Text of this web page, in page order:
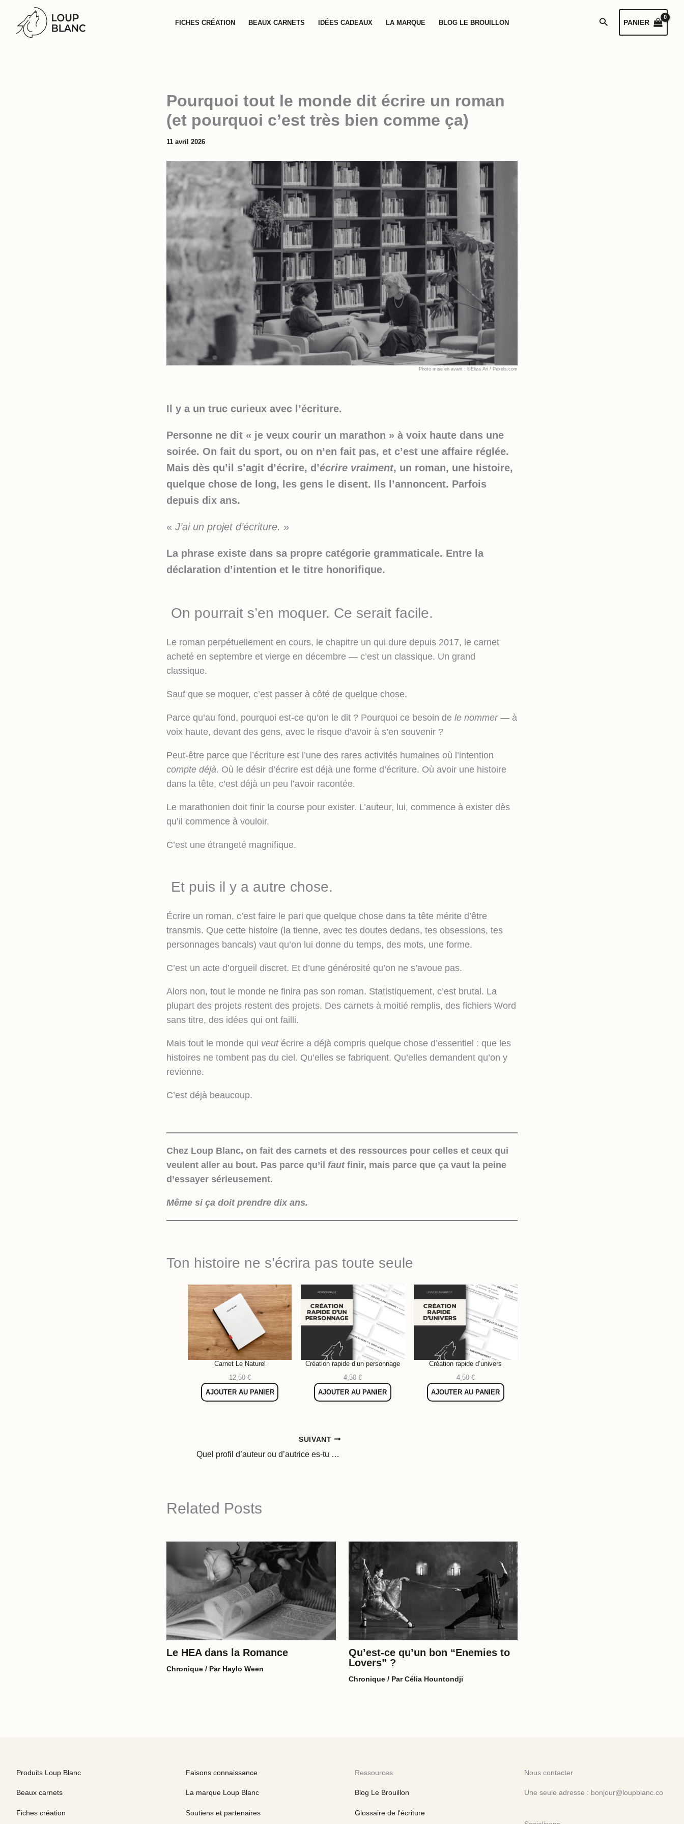
contenu
FICHES CRÉATION BEAUX CARNETS IDÉES CADEAUX LA MARQUE BLOG LE BROUILLON Rechercher
PANIER
Pourquoi tout le monde dit écrire un roman
(et pourquoi c’est très bien comme ça)
11 avril 2026
Photo mise en avant : ©Eliza Ari / Pexels.com
Il y a un truc curieux avec l’écriture.
Personne ne dit « je veux courir un marathon » à voix haute dans une
soirée. On fait du sport, ou on n’en fait pas, et c’est une affaire réglée.
Mais dès qu’il s’agit d’écrire, d’écrire vraiment, un roman, une histoire,
quelque chose de long, les gens le disent. Ils l’annoncent. Parfois
depuis dix ans.
« J’ai un projet d’écriture. »
La phrase existe dans sa propre catégorie grammaticale. Entre la
déclaration d’intention et le titre honorifique.
On pourrait s’en moquer. Ce serait facile.
Le roman perpétuellement en cours, le chapitre un qui dure depuis 2017, le carnet
acheté en septembre et vierge en décembre — c’est un classique. Un grand
classique.
Sauf que se moquer, c’est passer à côté de quelque chose.
Parce qu’au fond, pourquoi est-ce qu’on le dit ? Pourquoi ce besoin de le nommer— à
voix haute, devant des gens, avec le risque d’avoir à s’en souvenir ?
Peut-être parce que l’écriture est l’une des rares activités humaines où l’intention
compte déjà. Où le désir d’écrire est déjà une forme d’écriture. Où avoir une histoire
dans la tête, c’est déjà un peu l’avoir racontée.
Le marathonien doit finir la course pour exister. L’auteur, lui, commence à exister dès
qu’il commence à vouloir.
C’est une étrangeté magnifique.
Et puis il y a autre chose.
Écrire un roman, c’est faire le pari que quelque chose dans ta tête mérite d’être
transmis. Que cette histoire (la tienne, avec tes doutes dedans, tes obsessions, tes
personnages bancals) vaut qu’on lui donne du temps, des mots, une forme.
C’est un acte d’orgueil discret. Et d’une générosité qu’on ne s’avoue pas.
Alors non, tout le monde ne finira pas son roman. Statistiquement, c’est brutal. La
plupart des projets restent des projets. Des carnets à moitié remplis, des fichiers Word
sans titre, des idées qui ont failli.
Mais tout le monde qui veutécrire a déjà compris quelque chose d’essentiel : que les
histoires ne tombent pas du ciel. Qu’elles se fabriquent. Qu’elles demandent qu’on y
revienne.
C’est déjà beaucoup.
Chez Loup Blanc, on fait des carnets et des ressources pour celles et ceux qui
veulent aller au bout. Pas parce qu’il fautfinir, mais parce que ça vaut la peine
d’essayer sérieusement.
Même si ça doit prendre dix ans.
Ton histoire ne s’écrira pas toute seule
Carnet Le Naturel
12,50 €
AJOUTER AU PANIER
Création rapide d’un personnage
4,50 €
AJOUTER AU PANIER
Création rapide d’univers
4,50 €
AJOUTER AU PANIER
SUIVANT
Quel profil d’auteur ou d’autrice es-tu ? Scripturant (jardinier) ou structurant (architecte) ?
Related Posts
Le HEA dans la Romance
Chronique / Par Haylo Ween
Qu’est-ce qu’un bon “Enemies to
Lovers” ?
Chronique/ ParCélia Hountondji
Produits Loup Blanc
Beaux carnets
Fiches création
Faisons connaissance
La marque Loup Blanc
Soutiens et partenaires
Ressources
Blog Le Brouillon
Glossaire de l'écriture
Nous contacter
Une seule adresse : bonjour@loupblanc.co